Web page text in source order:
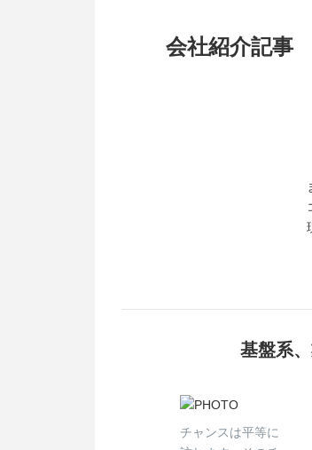
会社紹介記事
基盤系
チャンスは平等に